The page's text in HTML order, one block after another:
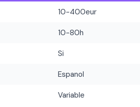
10-400eur
10-80h
Si
Espanol
Variable